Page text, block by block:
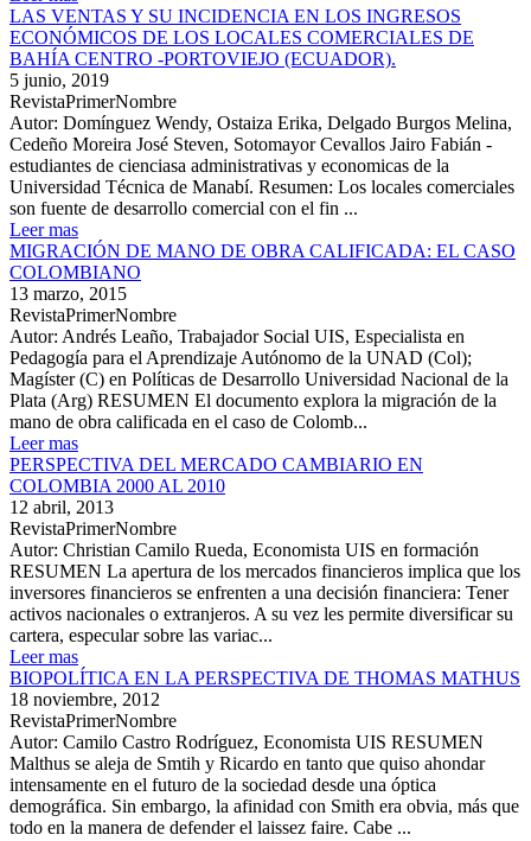
LAS VENTAS Y SU INCIDENCIA EN LOS INGRESOS
ECONÓMICOS DE LOS LOCALES COMERCIALES DE
BAHÍA CENTRO -PORTOVIEJO (ECUADOR).
5 junio, 2019
RevistaPrimerNombre
Autor: Domínguez Wendy, Ostaiza Erika, Delgado Burgos Melina,
Cedeño Moreira José Steven, Sotomayor Cevallos Jairo Fabián -
estudiantes de cienciasa administrativas y economicas de la
Universidad Técnica de Manabí. Resumen: Los locales comerciales
son fuente de desarrollo comercial con el fin ...
Leer mas
MIGRACIÓN DE MANO DE OBRA CALIFICADA: EL CASO
COLOMBIANO
13 marzo, 2015
RevistaPrimerNombre
Autor: Andrés Leaño, Trabajador Social UIS, Especialista en
Pedagogía para el Aprendizaje Autónomo de la UNAD (Col);
Magíster (C) en Políticas de Desarrollo Universidad Nacional de la
Plata (Arg) RESUMEN El documento explora la migración de la
mano de obra calificada en el caso de Colomb...
Leer mas
PERSPECTIVA DEL MERCADO CAMBIARIO EN
COLOMBIA 2000 AL 2010
12 abril, 2013
RevistaPrimerNombre
Autor: Christian Camilo Rueda, Economista UIS en formación
RESUMEN La apertura de los mercados financieros implica que los
inversores financieros se enfrenten a una decisión financiera: Tener
activos nacionales o extranjeros. A su vez les permite diversificar su
cartera, especular sobre las variac...
Leer mas
BIOPOLÍTICA EN LA PERSPECTIVA DE THOMAS MATHUS
18 noviembre, 2012
RevistaPrimerNombre
Autor: Camilo Castro Rodríguez, Economista UIS RESUMEN
Malthus se aleja de Smtih y Ricardo en tanto que quiso ahondar
intensamente en el futuro de la sociedad desde una óptica
demográfica. Sin embargo, la afinidad con Smith era obvia, más que
todo en la manera de defender el laissez faire. Cabe ...